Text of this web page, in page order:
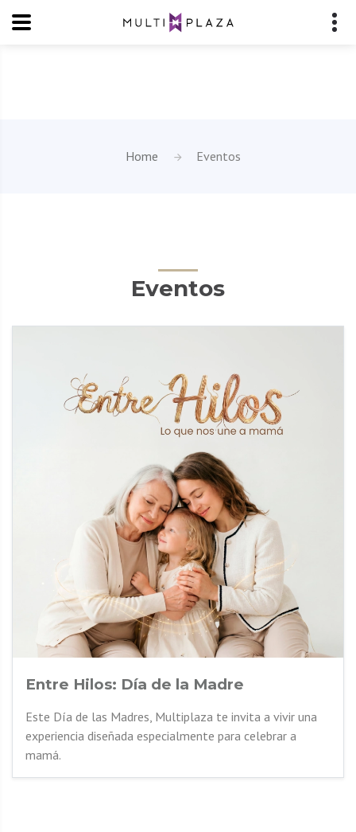
Home Eventos
Eventos
Entre Hilos: Día de la Madre
Este Día de las Madres, Multiplaza te invita a vivir una
experiencia diseñada especialmente para celebrar a
mamá.